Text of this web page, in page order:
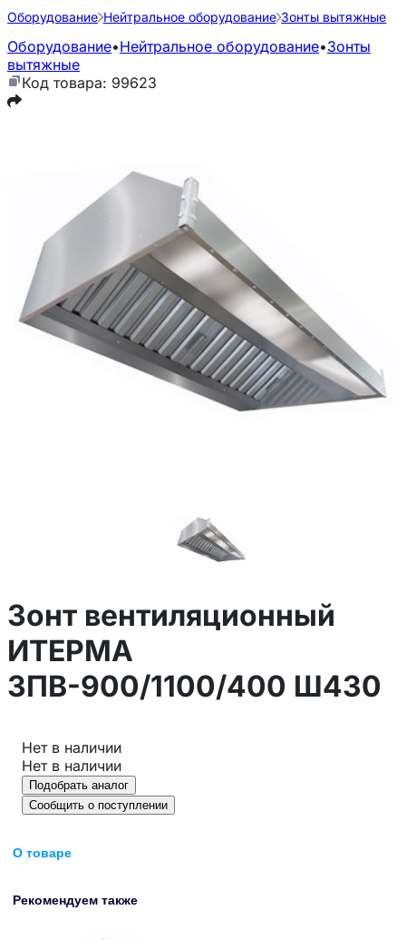
Оборудование Нейтральное оборудование Зонты вытяжные
Оборудование•Нейтральное оборудование•Зонты
вытяжные
Код товара: 99623
Зонт вентиляционный
ИТЕРМА
ЗПВ-900/1100/400 Ш430
Нет в наличии
Нет в наличии
Подобрать аналог
Сообщить о поступлении
О товаре
Рекомендуем также